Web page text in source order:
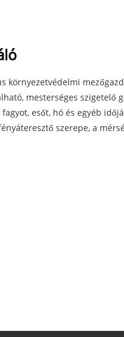
környezetvédelmi
mesterséges szigetelő
esőt, hó és egyéb
szerepe, a